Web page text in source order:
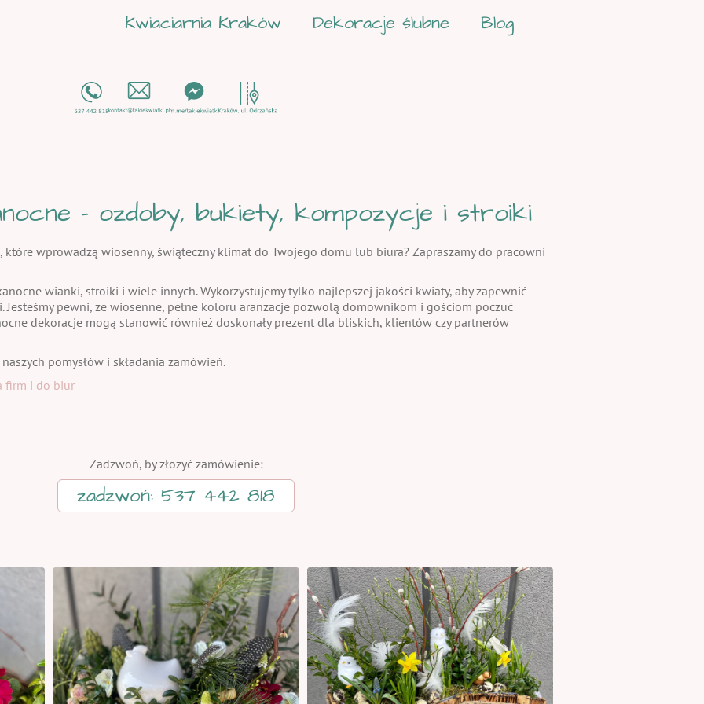
Kwiaciarnia Kraków Dekoracje ślubne Blog
- ozdoby, bukiety, kompozycje i stroiki
które wprowadzą wiosenny, świąteczny klimat do Twojego domu lub biura? Zapraszamy do pracowni
wianki, stroiki i wiele innych. Wykorzystujemy tylko najlepszej jakości kwiaty, aby zapewnić
Jesteśmy pewni, że wiosenne, pełne koloru aranżacje pozwolą domownikom i gościom poczuć
dekoracje mogą stanowić również doskonały prezent dla bliskich, klientów czy partnerów
pomysłów i składania zamówień.
firm i do biur
Zadzwoń, by złożyć zamówienie:
zadzwoń: 537 442 818